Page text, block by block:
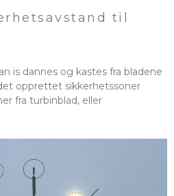
til
is dannes og kastes fra bladene
opprettet sikkerhetssoner
fra turbinblad, eller